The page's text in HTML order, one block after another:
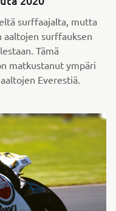
surffaajalta, mutta
aaltojen surffauksen
Tämä
matkustanut ympäri
Everestiä.